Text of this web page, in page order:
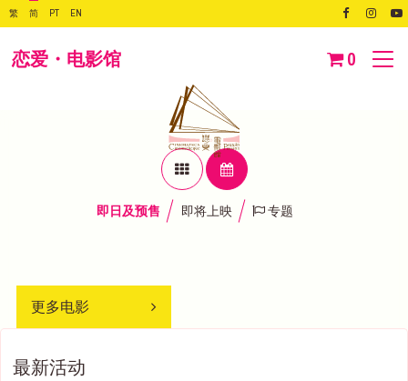
繁 简 PT EN
恋爱・电影馆 0
即日及预售 即将上映 专题
更多电影
最新活动